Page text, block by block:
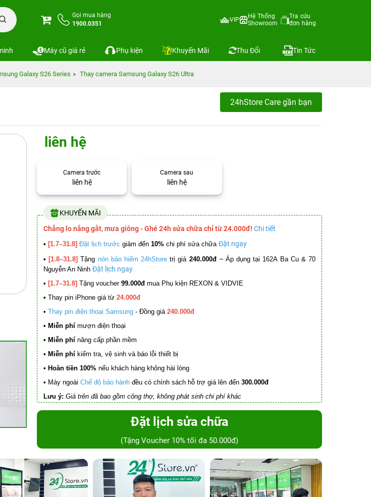
Gọi mua hàng
1900.0351
VIP
Hệ Thống
Showroom
Tra cứu
đơn hàng
Máy cũ giá rẻ Phụ kiện Khuyến Mãi Thu Đổi Tin Tức
Galaxy S26 Series Thay camera Samsung Galaxy S26 Ultra
24hStore Care gần bạn
liên hệ
Camera trước
liên hệ
Camera sau
liên hệ
KHUYẾN MÃI
Chẳng lo nắng gắt, mưa giông - Ghé 24h sửa chữa chỉ từ 24.000đ! Chi tiết
• [1.7–31.8] Đặt lịch trước giảm đến 10% chi phí sửa chữa Đặt ngay
• [1.8–31.8] Tặng nón bảo hiểm 24hStore trị giá 240.000đ – Áp dụng tại 162A Ba Cu & 70
Nguyễn An Ninh Đặt lịch ngay
• [1.7–31.8] Tặng voucher 99.000đ mua Phụ kiện REXON & VIDVIE
• Thay pin iPhone giá từ 24.000đ
• Thay pin điện thoại Samsung - Đồng giá 240.000đ
• Miễn phí mượn điện thoại
• Miễn phí nâng cấp phần mềm
• Miễn phí kiểm tra, vệ sinh và báo lỗi thiết bị
• Hoàn tiền 100% nếu khách hàng không hài lòng
• Máy ngoài Chế độ bảo hành đều có chính sách hỗ trợ giá lên đến 300.000đ
Lưu ý: Giá trên đã bao gồm công thợ, không phát sinh chi phí khác
Đặt lịch sửa chữa
(Tặng Voucher 10% tối đa 50.000đ)